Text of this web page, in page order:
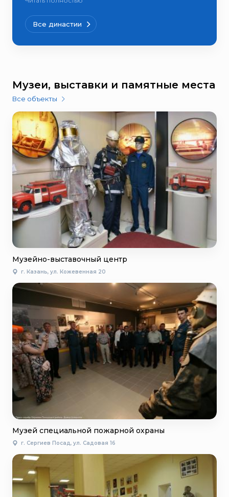
Все династии
Музеи, выставки и памятные места
Все объекты
Музейно-выставочный центр
г. Казань, ул. Кожевенная 20
Музей специальной пожарной охраны
г. Сергиев Посад, ул. Садовая 16